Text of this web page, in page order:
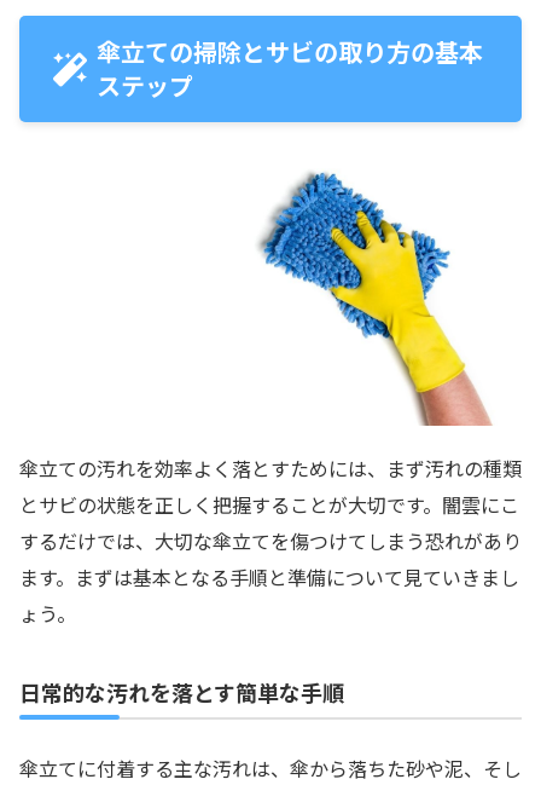
傘立ての掃除とサビの取り方の基本
ステップ
傘立ての汚れを効率よく落とすためには、まず汚れの種類
とサビの状態を正しく把握することが大切です。闇雲にこ
するだけでは、大切な傘立てを傷つけてしまう恐れがあり
ます。まずは基本となる手順と準備について見ていきまし
ょう。
日常的な汚れを落とす簡単な手順
傘立てに付着する主な汚れは、傘から落ちた砂や泥、そし